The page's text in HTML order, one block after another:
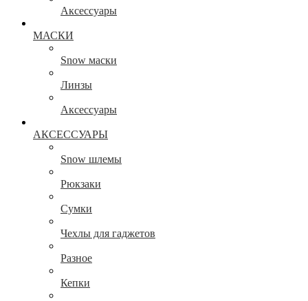
Аксессуары
МАСКИ
Snow маски
Линзы
Аксессуары
АКСЕССУАРЫ
Snow шлемы
Рюкзаки
Сумки
Чехлы для гаджетов
Разное
Кепки